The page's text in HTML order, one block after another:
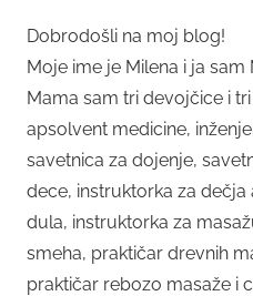
Dobrodošli na moj blog!
Moje ime je Milena i ja
Mama sam tri devojčice i
apsolvent medicine,
savetnica za dojenje,
dece, instruktorka za
dula, instruktorka za
smeha, praktičar drevnih
praktičar rebozo masaže i